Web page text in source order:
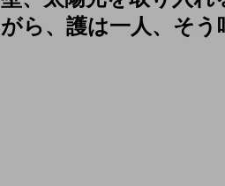
がら、護は一人、そう